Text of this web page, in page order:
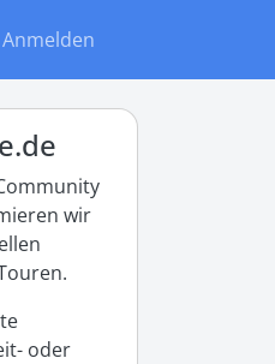
Anmelden
wir
oder